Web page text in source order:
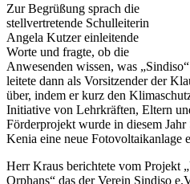
Zur Begrüßung sprach die
stellvertretende Schulleiterin
Angela Kutzer einleitende
Worte und fragte, ob die
Anwesenden wissen, was
leitete dann als Vorsitzender der
über, indem er kurz den
Initiative von Lehrkräften, Eltern
Förderprojekt wurde in diesem
Kenia eine neue Fotovoltaikanlage
Herr Kraus berichtete vom Projekt
Orphans“ das der Verein Sindiso